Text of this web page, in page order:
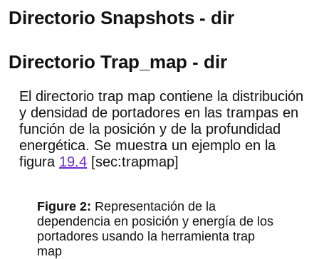
Directorio Snapshots - dir
Directorio Trap_map - dir
El directorio trap map contiene la distribución
y densidad de portadores en las trampas en
función de la posición y de la profundidad
energética. Se muestra un ejemplo en la
figura 19.4 [sec:trapmap]
Representación de la
dependencia en posición y energía de los
portadores usando la herramienta trap
map